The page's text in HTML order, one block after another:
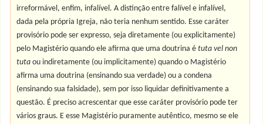
irreformável, enfim, infalível. A distinção entre falível e infalível,
dada pela própria Igreja, não teria nenhum sentido. Esse caráter
provisório pode ser expresso, seja diretamente (ou explicitamente)
pelo Magistério quando ele afirma que uma doutrina étuta vel non
tuta ou indiretamente (ou implicitamente) quando o Magistério
afirma uma doutrina (ensinando sua verdade) ou a condena
(ensinando sua falsidade), sem por isso liquidar definitivamente a
questão. É preciso acrescentar que esse caráter provisório pode ter
vários graus. E esse Magistério puramente autêntico, mesmo se ele